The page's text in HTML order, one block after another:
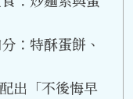
：特酥蛋餅、
出「不後悔早